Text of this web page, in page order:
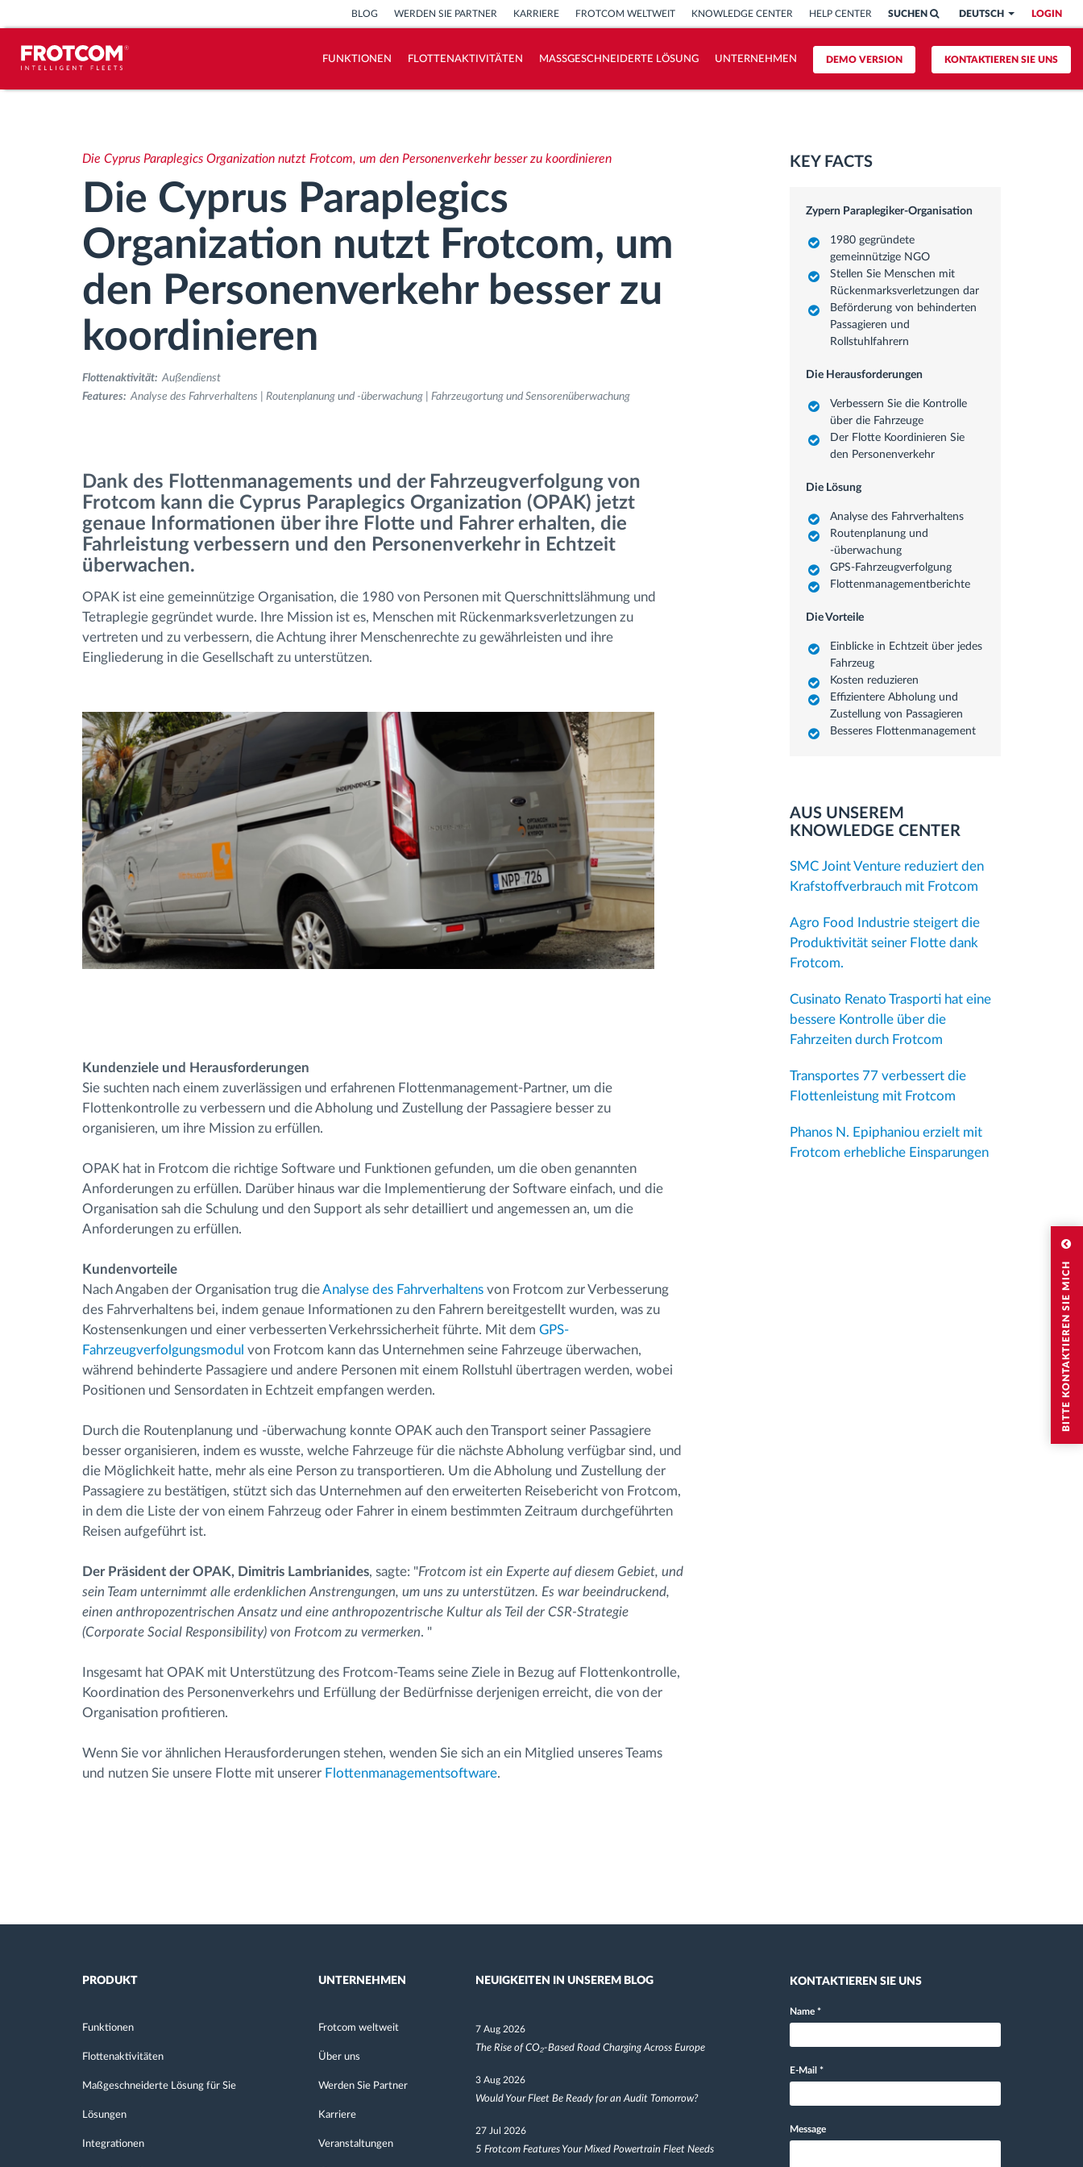
BITTE KONTAKTIEREN SIE MICH
LOGIN
DEUTSCH
SUCHEN
BLOG WERDEN SIE PARTNER KARRIERE FROTCOM WELTWEIT KNOWLEDGE CENTER HELP CENTER
KONTAKTIEREN SIE UNS
DEMO VERSION
FUNKTIONEN FLOTTENAKTIVITÄTEN MASSGESCHNEIDERTE LÖSUNG UNTERNEHMEN
Driving times monitoring
Workforce management
Fuel management
Automatic driver identification
Entdecken Sie alle Funktionen
Die Cyprus Paraplegics Organization nutzt Frotcom, um den Personenverkehr besser zu koordinieren
Die Cyprus Paraplegics
Organization nutzt Frotcom, um
den Personenverkehr besser zu
koordinieren
Flottenaktivität: Außendienst
Features: Analyse des Fahrverhaltens | Routenplanung und -überwachung | Fahrzeugortung und Sensorenüberwachung
Dank des Flottenmanagements und der Fahrzeugverfolgung von
Frotcom kann die Cyprus Paraplegics Organization (OPAK) jetzt
genaue Informationen über ihre Flotte und Fahrer erhalten, die
Fahrleistung verbessern und den Personenverkehr in Echtzeit
überwachen.
OPAK ist eine gemeinnützige Organisation, die 1980 von Personen mit Querschnittslähmung und
Tetraplegie gegründet wurde. Ihre Mission ist es, Menschen mit Rückenmarksverletzungen zu
vertreten und zu verbessern, die Achtung ihrer Menschenrechte zu gewährleisten und ihre
Eingliederung in die Gesellschaft zu unterstützen.
Kundenziele und Herausforderungen
Sie suchten nach einem zuverlässigen und erfahrenen Flottenmanagement-Partner, um die
Flottenkontrolle zu verbessern und die Abholung und Zustellung der Passagiere besser zu
organisieren, um ihre Mission zu erfüllen.
OPAK hat in Frotcom die richtige Software und Funktionen gefunden, um die oben genannten
Anforderungen zu erfüllen. Darüber hinaus war die Implementierung der Software einfach, und die
Organisation sah die Schulung und den Support als sehr detailliert und angemessen an, um die
Anforderungen zu erfüllen.
Kundenvorteile
Nach Angaben der Organisation trug dieAnalyse des Fahrverhaltens von Frotcom zur Verbesserung
des Fahrverhaltens bei, indem genaue Informationen zu den Fahrern bereitgestellt wurden, was zu
Kostensenkungen und einer verbesserten Verkehrssicherheit führte. Mit dem GPS-
Fahrzeugverfolgungsmodul von Frotcom kann das Unternehmen seine Fahrzeuge überwachen,
während behinderte Passagiere und andere Personen mit einem Rollstuhl übertragen werden, wobei
Positionen und Sensordaten in Echtzeit empfangen werden.
Durch die Routenplanung und -überwachung konnte OPAK auch den Transport seiner Passagiere
besser organisieren, indem es wusste, welche Fahrzeuge für die nächste Abholung verfügbar sind, und
die Möglichkeit hatte, mehr als eine Person zu transportieren. Um die Abholung und Zustellung der
Passagiere zu bestätigen, stützt sich das Unternehmen auf den erweiterten Reisebericht von Frotcom,
in dem die Liste der von einem Fahrzeug oder Fahrer in einem bestimmten Zeitraum durchgeführten
Reisen aufgeführt ist.
Der Präsident der OPAK, Dimitris Lambrianides, sagte: "Frotcom ist ein Experte auf diesem Gebiet, und
sein Team unternimmt alle erdenklichen Anstrengungen, um uns zu unterstützen. Es war beeindruckend,
einen anthropozentrischen Ansatz und eine anthropozentrische Kultur als Teil der CSR-Strategie
(Corporate Social Responsibility) von Frotcom zu vermerken. "
Insgesamt hat OPAK mit Unterstützung des Frotcom-Teams seine Ziele in Bezug auf Flottenkontrolle,
Koordination des Personenverkehrs und Erfüllung der Bedürfnisse derjenigen erreicht, die von der
Organisation profitieren.
Wenn Sie vor ähnlichen Herausforderungen stehen, wenden Sie sich an ein Mitglied unseres Teams
und nutzen Sie unsere Flotte mit unserer Flottenmanagementsoftware.
KEY FACTS
Zypern Paraplegiker-Organisation
1980 gegründete
gemeinnützige NGO
Stellen Sie Menschen mit
Rückenmarksverletzungen dar
Beförderung von behinderten
Passagieren und
Rollstuhlfahrern
Die Herausforderungen
Verbessern Sie die Kontrolle
über die Fahrzeuge
Der Flotte Koordinieren Sie
den Personenverkehr
Die Lösung
Analyse des Fahrverhaltens
Routenplanung und
-überwachung
GPS-Fahrzeugverfolgung
Flottenmanagementberichte
Die Vorteile
Einblicke in Echtzeit über jedes
Fahrzeug
Kosten reduzieren
Effizientere Abholung und
Zustellung von Passagieren
Besseres Flottenmanagement
AUS UNSEREM
KNOWLEDGE CENTER
SMC Joint Venture reduziert den
Krafstoffverbrauch mit Frotcom
Agro Food Industrie steigert die
Produktivität seiner Flotte dank
Frotcom.
Cusinato Renato Trasporti hat eine
bessere Kontrolle über die
Fahrzeiten durch Frotcom
Transportes 77 verbessert die
Flottenleistung mit Frotcom
Phanos N. Epiphaniou erzielt mit
Frotcom erhebliche Einsparungen
PRODUKT
Funktionen
Flottenaktivitäten
Maßgeschneiderte Lösung für Sie
Lösungen
Integrationen
UNTERNEHMEN
Frotcom weltweit
Über uns
Werden Sie Partner
Karriere
Veranstaltungen
NEUIGKEITEN IN UNSEREM BLOG
7 Aug 2026
The Rise of CO₂-Based Road Charging Across Europe
3 Aug 2026
Would Your Fleet Be Ready for an Audit Tomorrow?
27 Jul 2026
5 Frotcom Features Your Mixed Powertrain Fleet Needs
KONTAKTIEREN SIE UNS
Name *
E-Mail *
Message